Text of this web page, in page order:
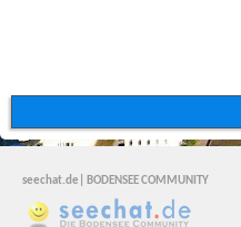
seechat.de| BODENSEE COMMUNITY